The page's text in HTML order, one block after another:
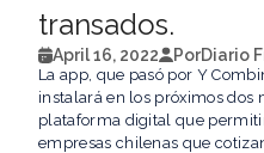
transados.
April 16, 2022 PorDiario
La app, que pasó por Y
instalará en los próximos dos
plataforma digital que
empresas chilenas que